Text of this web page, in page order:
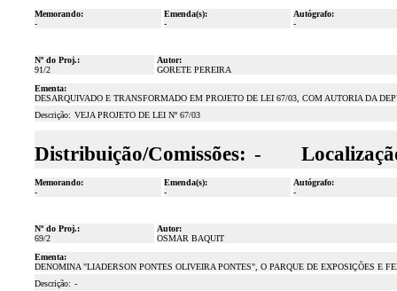
Memorando:
-
Emenda(s):
-
Autógrafo:
-
Nº do Proj.:
91/2
Autor:
GORETE PEREIRA
Ementa:
DESARQUIVADO E TRANSFORMADO EM PROJETO DE LEI 67/03, COM AUTORIA DA
Descrição: VEJA PROJETO DE LEI Nº 67/03
Distribuição/Comissões: -
Memorando:
-
Emenda(s):
-
Autógrafo:
-
Nº do Proj.:
69/2
Autor:
OSMAR BAQUIT
Ementa:
DENOMINA "LIADERSON PONTES OLIVEIRA PONTES", O PARQUE DE EXPOSIÇÕES E
Descrição: -